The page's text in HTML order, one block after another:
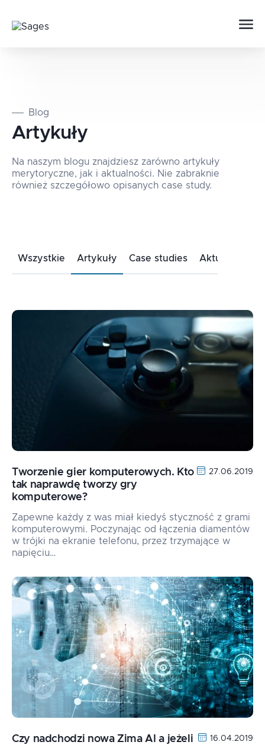
Blog
Artykuły
Na naszym blogu znajdziesz zarówno artykuły
merytoryczne, jak i aktualności. Nie zabraknie
również szczegółowo opisanych case study.
Wszystkie Artykuły Case studies Aktualności
Tworzenie gier komputerowych. Kto
tak naprawdę tworzy gry
komputerowe?
27.06.2019
Zapewne każdy z was miał kiedyś styczność z grami
komputerowymi. Poczynając od łączenia diamentów
w trójki na ekranie telefonu, przez trzymające w
napięciu…
Czy nadchodzi nowa Zima AI a jeżeli
16.04.2019